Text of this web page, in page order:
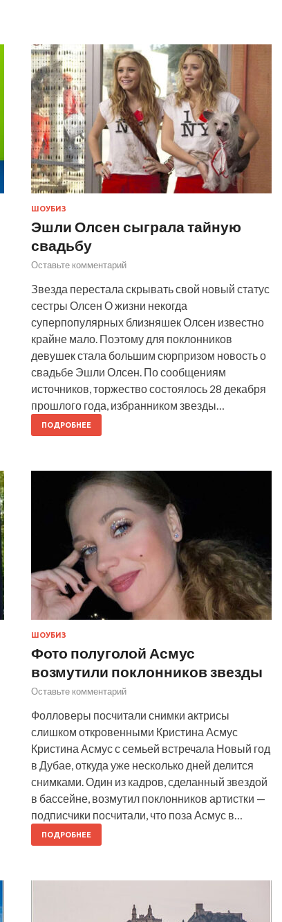
ШОУБИЗ
Эшли Олсен сыграла тайную
свадьбу
Оставьте комментарий
Звезда перестала скрывать свой новый статус
сестры Олсен О жизни некогда
суперпопулярных близняшек Олсен известно
крайне мало. Поэтому для поклонников
девушек стала большим сюрпризом новость о
свадьбе Эшли Олсен. По сообщениям
источников, торжество состоялось 28 декабря
прошлого года, избранником звезды…
ПОДРОБНЕЕ
ШОУБИЗ
Фото полуголой Асмус
возмутили поклонников звезды
Оставьте комментарий
Фолловеры посчитали снимки актрисы
слишком откровенными Кристина Асмус
Кристина Асмус с семьей встречала Новый год
в Дубае, откуда уже несколько дней делится
снимками. Один из кадров, сделанный звездой
в бассейне, возмутил поклонников артистки —
подписчики посчитали, что поза Асмус в…
ПОДРОБНЕЕ